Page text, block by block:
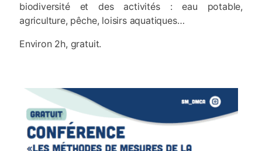
biodiversité et des activités : eau potable,
agriculture, pêche, loisirs aquatiques…
Environ 2h, gratuit.